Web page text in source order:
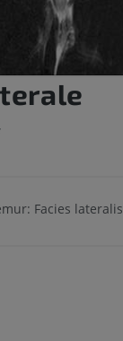
Facies lateralis